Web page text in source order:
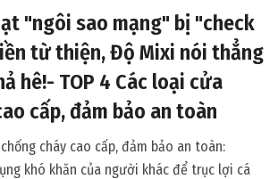
"ngôi sao mạng" bị "check
từ thiện, Độ Mixi nói thẳng
hê!- TOP 4 Các loại cửa
cấp, đảm bảo an toàn
cháy cao cấp, đảm bảo an toàn:
khó khăn của người khác để trục lợi cá